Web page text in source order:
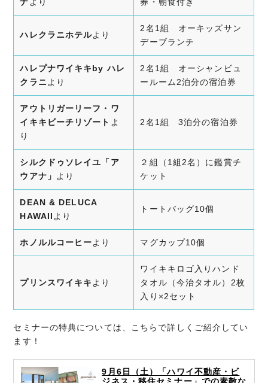
ハレクラニホテルより
2名1組 オーキッズサン
デーブランチ
ハレプナワイキキby ハレ
クラニ より
2名1組 オーシャンビュ
ールーム2泊分の宿泊券
アウトリガーリーフ・ワ
イキキビーチリゾート よ
り
2名1組 3泊分の宿泊券
シルクドゥソレイユ「ア
ウアナ」
より
２組（1組2名）に鑑賞チ
ケット
DEAN & DELUCA
HAWAII より
トートバッグ10個
ホノルルコーヒーより マグカップ10個
プリンスワイキキ より
ワイキキロゴ入りハンド
タオル（今治タオル）2枚
入り×2セット
セミナーの特典については、こちらで詳しくご紹介してい
ます！
9月6日（土）「ハワイ不動産・ビ